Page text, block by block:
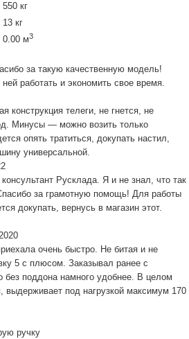
550 кг
13 кг
0.00 м3
за такую качественную модель!
работать и экономить свое время.
телеги, не гнется, не
Минусы — можно возить только
опять тратиться, докупать настил,
универсальной.
Русклада. Я и не знал, что так
за грамотную помощь! Для работы
докупать, вернусь в магазин этот.
очень быстро. Не битая и не
5 с плюсом. Заказывал ранее с
без поддона намного удобнее. В целом
выдерживает под нагрузкой максимум 170
ручку